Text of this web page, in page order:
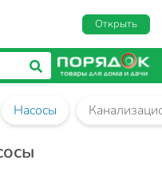
Открыть
Насосы